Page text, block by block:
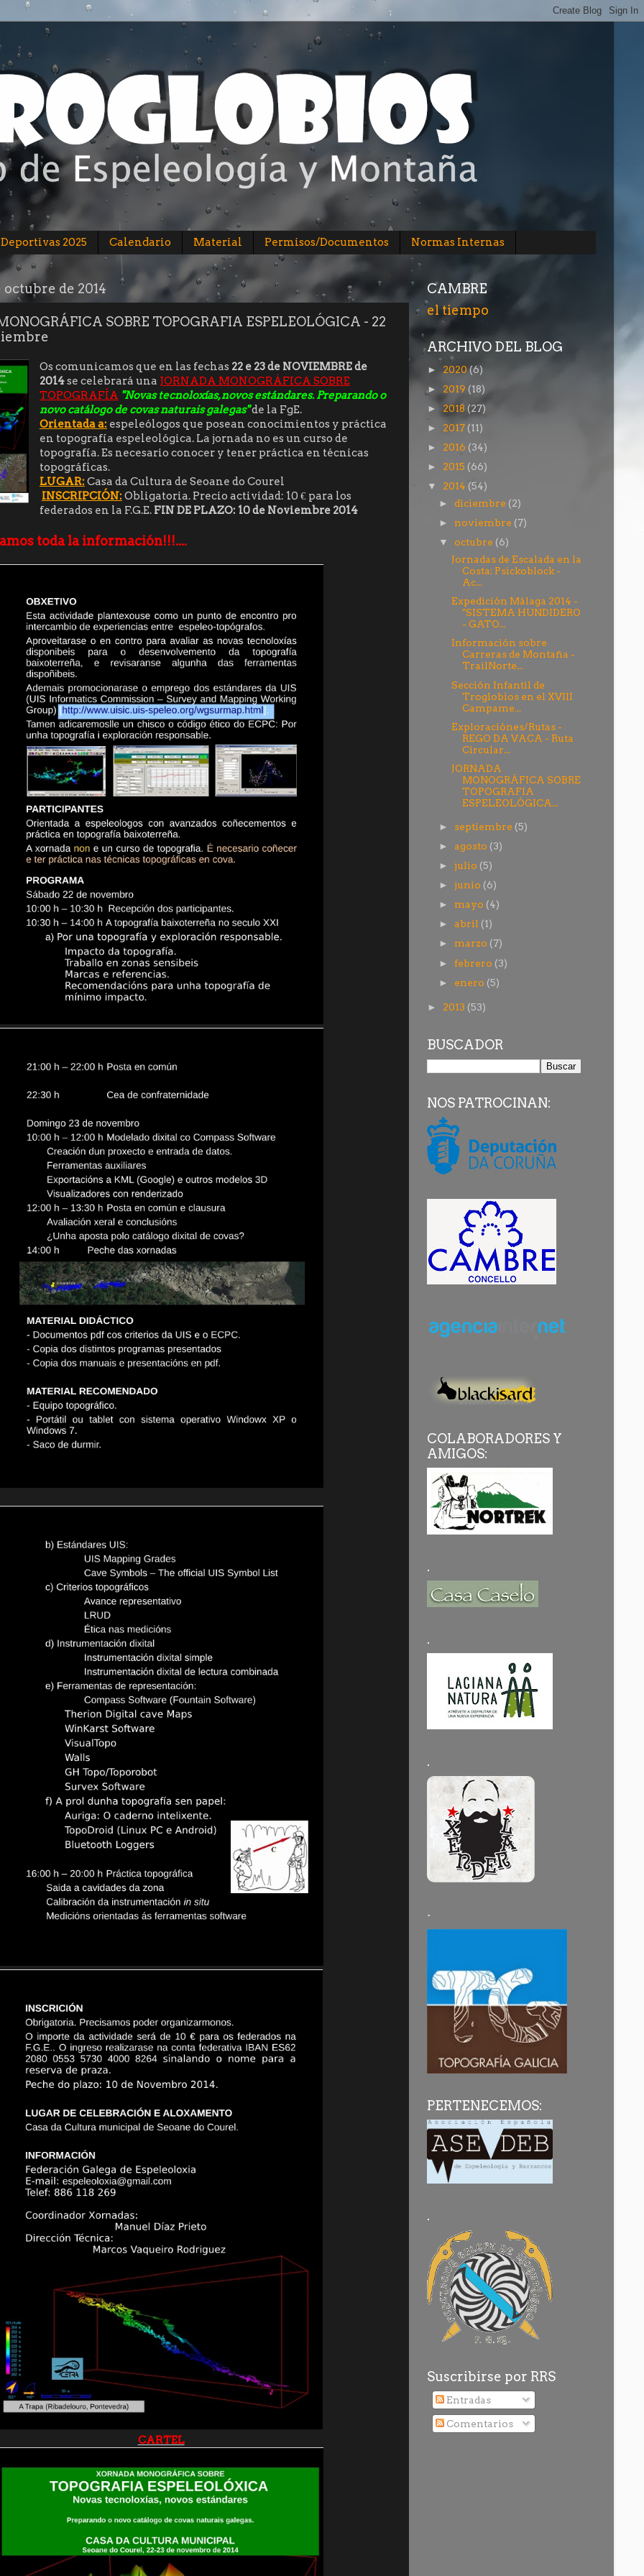
2025 Calendario Material Permisos/Documentos Normas Internas
octubre de 2014
SOBRE TOPOGRAFIA ESPELEOLÓGICA - 22
Os comunicamos que en las fechas 22 e 23 de NOVIEMBRE de
2014se celebrará una JORNADA MONOGRÁFICA SOBRE
TOPOGRAFÍA "Novas tecnoloxías, novos estándares. Preparando o
novo catálogo de covas naturais galegas"de la FgE.
Orientada a: espeleólogos que posean conocimientos y práctica
en topografía espeleológica. La jornada no es un curso de
topografía. Es necesario conocer y tener práctica en técnicas
topográficas.
LUGAR: Casa da Cultura de Seoane do Courel
INSCRIPCIÓN: Obligatoria. Precio actividad: 10 € para los
federados en la F.G.E. FIN DE PLAZO: 10 de Noviembre 2014
toda la información!!!....
CARTEL
CAMBRE
el tiempo
ARCHIVO DEL BLOG
► 2020(6)
► 2019 (18)
► 2018 (27)
► 2017 (11)
► 2016 (34)
► 2015 (66)
▼ 2014 (54)
►diciembre (2)
► noviembre (7)
▼octubre (6)
Jornadas de Escalada en la
Costa: Psickoblock -
Ac...
Expedición Málaga 2014 -
"SISTEMA HUNDIDERO
- GATO...
Información sobre
Carreras de Montaña -
TrailNorte...
Sección Infantil de
Troglobios en el XVIII
Campame...
Exploraciónes/Rutas -
REGO DA VACA - Ruta
Circular...
JORNADA
MONOGRÁFICA SOBRE
TOPOGRAFIA
ESPELEOLÓGICA...
► septiembre (5)
► agosto (3)
►julio (5)
►junio (6)
► mayo (4)
► abril (1)
► marzo (7)
► febrero (3)
► enero (5)
► 2013 (53)
BUSCADOR
NOS PATROCINAN:
COLABORADORES Y
AMIGOS:
.
.
.
·
PERTENECEMOS:
.
Suscribirse por RRS
Entradas
Comentarios